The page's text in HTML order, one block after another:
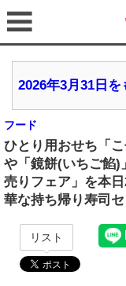
2026年3月31日
フード
ひとり用おせち「
や「鏡餅(いちご餡)
売りフェア」を本
華な持ち帰り寿司
リスト